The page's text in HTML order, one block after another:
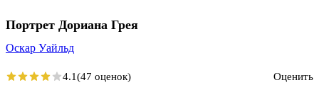
Портрет Дориана Грея
Оскар Уайльд
4.1(47 оценок)
Оценить